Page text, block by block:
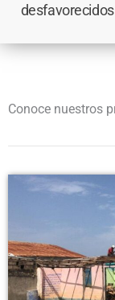
Conoce nuestros